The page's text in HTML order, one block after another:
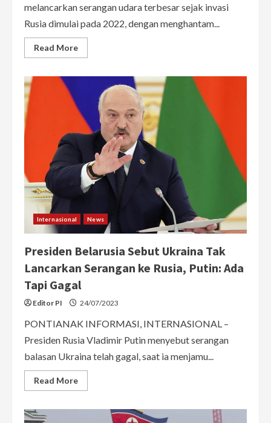
melancarkan serangan udara terbesar sejak invasi
Rusia dimulai pada 2022, dengan menghantam...
Read MoreRead
more
Ukraina
Hancurkan
41
Pesawat
Tempur
Rusia
Operasi
Rahasia
“Jaring
Laba-
Laba”
Internasional News
Presiden Belarusia Sebut Ukraina Tak
Lancarkan Serangan ke Rusia, Putin: Ada
Tapi Gagal
Editor PI 24/07/2023
PONTIANAK INFORMASI, INTERNASIONAL –
Presiden Rusia Vladimir Putin menyebut serangan
balasan Ukraina telah gagal, saat ia menjamu...
Read MoreRead
more
Belarusia